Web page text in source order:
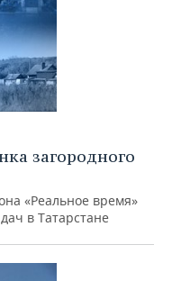
загородного
«Реальное время»
в Татарстане